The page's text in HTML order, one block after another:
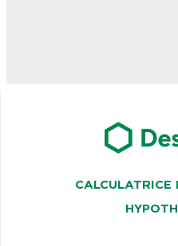
CALCULATRICE